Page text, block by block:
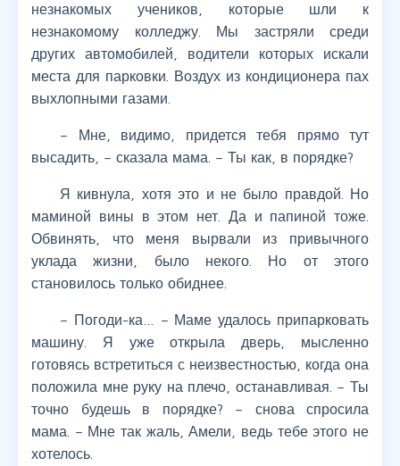
незнакомых учеников, которые шли к
незнакомому колледжу. Мы застряли среди
других автомобилей, водители которых искали
места для парковки. Воздух из кондиционера пах
выхлопными газами.
– Мне, видимо, придется тебя прямо тут
высадить, – сказала мама. – Ты как, в порядке?
Я кивнула, хотя это и не было правдой. Но
маминой вины в этом нет. Да и папиной тоже.
Обвинять, что меня вырвали из привычного
уклада жизни, было некого. Но от этого
становилось только обиднее.
– Погоди-ка… – Маме удалось припарковать
машину. Я уже открыла дверь, мысленно
готовясь встретиться с неизвестностью, когда она
положила мне руку на плечо, останавливая. – Ты
точно будешь в порядке? – снова спросила
мама. – Мне так жаль, Амели, ведь тебе этого не
хотелось.